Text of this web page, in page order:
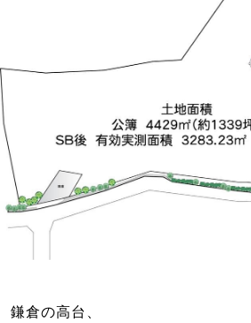
鎌倉の高台、